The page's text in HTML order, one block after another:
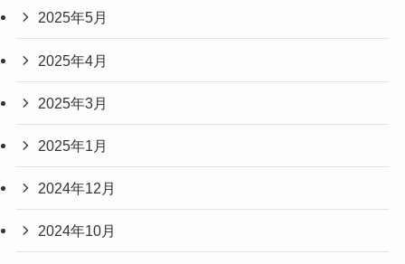
2025年5月
2025年4月
2025年3月
2025年1月
2024年12月
2024年10月